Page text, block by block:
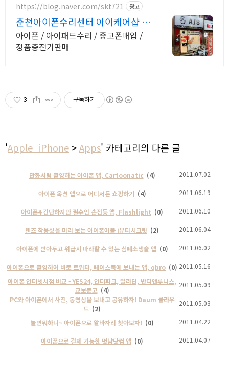
https://blog.naver.com/skt721 광고
춘천아이폰수리센터 아이케어샵 정
품 악세사리 판매
아이폰 / 아이패드수리 / 중고폰매입 /
정품충전기판매
3 구독하기
'Apple_iPhone >Apps' 카테고리의 다른 글
만화처럼 촬영하는 아이폰 앱, Cartoonatic (4) 2011.07.02
아이폰 옥션 앱으로 어디서든 쇼핑하기 (4) 2011.06.19
아이폰4 간단하지만 필수인 손전등 앱, Flashlight (0) 2011.06.10
렌즈 착용샷을 미리 보는 아이폰어플 i뷰티시크릿 (2) 2011.06.04
아이폰에 받아두고 위급시 따라할 수 있는 심폐소생술 앱 (0) 2011.06.02
아이폰으로 촬영하여 바로 트위터, 페이스북에 보내는 앱, qbro (0) 2011.05.16
아이폰 인터넷서점 비교 - YES24, 인터파크, 알라딘, 반디앤루니스,
교보문고 (4)
2011.05.09
PC와 아이폰에서 사진, 동영상을 보내고 공유하자! Daum 클라우
드 (2)
2011.05.03
놀면뭐하니~ 아이폰으로 알바자리 찾아보자! (0) 2011.04.22
아이폰으로 결제 가능한 멋남닷컴 앱 (0) 2011.04.07